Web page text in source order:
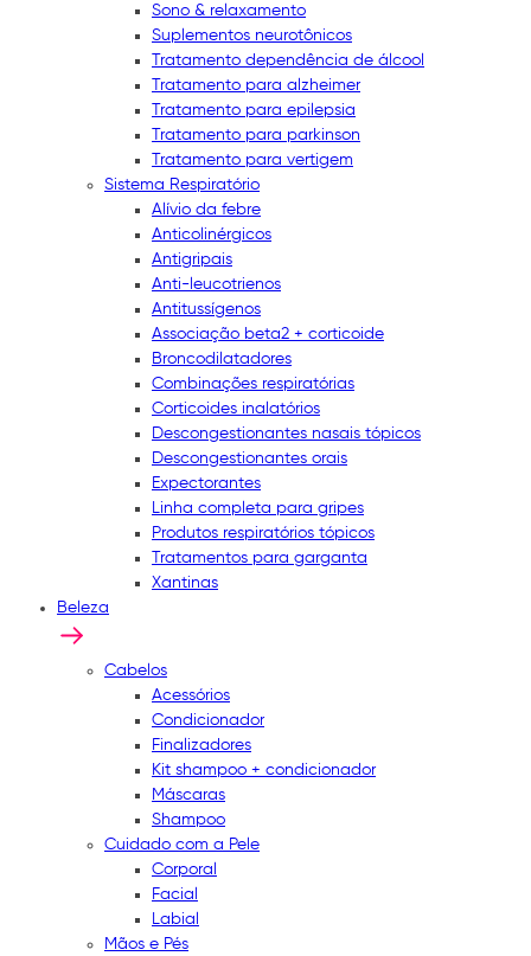
Sono & relaxamento
Suplementos neurotônicos
Tratamento dependência de álcool
Tratamento para alzheimer
Tratamento para epilepsia
Tratamento para parkinson
Tratamento para vertigem
Sistema Respiratório
Alívio da febre
Anticolinérgicos
Antigripais
Anti-leucotrienos
Antitussígenos
Associação beta2 + corticoide
Broncodilatadores
Combinações respiratórias
Corticoides inalatórios
Descongestionantes nasais tópicos
Descongestionantes orais
Expectorantes
Linha completa para gripes
Produtos respiratórios tópicos
Tratamentos para garganta
Xantinas
Beleza
Cabelos
Acessórios
Condicionador
Finalizadores
Kit shampoo + condicionador
Máscaras
Shampoo
Cuidado com a Pele
Corporal
Facial
Labial
Mãos e Pés